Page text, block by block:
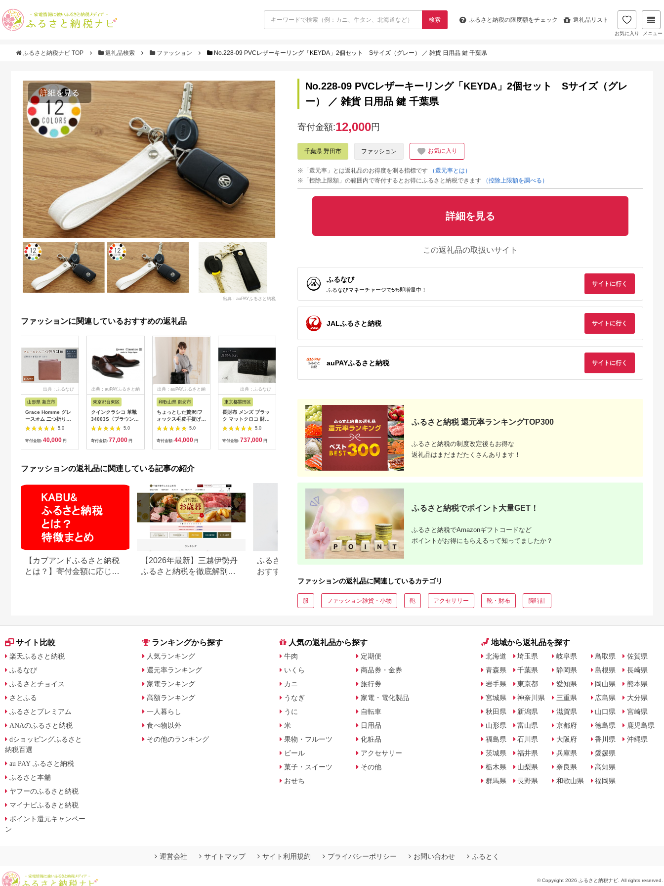
検索 ふるさと納税の限度額をチェック 返礼品リスト
お気に入り メニュー
ふるさと納税ナビ TOP 返礼品検索 ファッション No.228-09 PVCレザーキーリング「KEYDA」2個セット Sサイズ（グレー） ／ 雑貨 日用品 鍵 千葉県
詳細を見る
出典：auPAYふるさと納税
ファッションに関連しているおすすめの返礼品
出典：ふるなび
山形県 新庄市
Grace Homme グレ
ースオム 二つ折り財
布/ブラウン 入学祝い
卒業祝い 就職祝い 退
職祝い 贈り物 贈答 ギ
0620
5.0
寄付金額: 40,000 円
出典：auPAYふるさと納
東京都台東区
クインクラシコ 革靴
34003S〈ブラウン〉
(サイズ：26.0cm)
5.0
寄付金額: 77,000 円
出典：auPAYふるさと納
和歌山県 御坊市
ちょっとした贅沢!フ
ォックス毛皮手提げバ
ッグ ブラック
5.0
寄付金額: 44,000 円
出典：ふるなび
東京都墨田区
長財布 メンズ ブラッ
ク マットクロコ 財布
長財布
5.0
寄付金額: 737,000 円
郡内織物「富士桜工
房」シルクネクタイ紺
無地 三段縞 ネイビー
FAA1054
5.0
寄付金額:30,000
パスケース バッグに
提げて使えるロングリ
ール付き 兵庫県たつ
の市産牛革
HEDGE【1279710】
5.0
寄付金額: 22,000円
コニャック / 財布 本
革 ギフト 綾部市 / い
［BSAQ017］
寄付金額: 100,000 円
K18YG ハーフエタニ
ティダイヤフープピア
011
寄付金額:396,000
[MADE IN
KOFU]PT900 ダイヤ
ファッションの返礼品に関連している記事の紹介
【カブアンドふるさと納税
とは？】寄付金額に応じて
【2026年最新】三越伊勢丹
ふるさと納税を徹底解剖。
ふるさと納税 ダイヤモンド
おすすめランキング【2026
年最新】ネックレス・ピア
ス・指輪の還元率を比較
【2026年最新版】ふるさと
の還元率ランキング！
No.228-09 PVCレザーキーリング「KEYDA」2個セット Sサイズ（グレ
ー） ／ 雑貨 日用品 鍵 千葉県
寄付金額:12,000円
千葉県 野田市 ファッション お気に入り
※「還元率」とは返礼品のお得度を測る指標です
（還元率とは）
※「控除上限額」の範囲内で寄付するとお得にふるさと納税できます
（控除上限額を調べる）
詳細を見る
この返礼品の取扱いサイト
ふるなび
ふるなびマネーチャージで5%即増量中！
サイトに行く
JALふるさと納税 サイトに行く
auPAYふるさと納税 サイトに行く
ふるさと納税 還元率ランキングTOP300
ふるさと納税の制度改定後もお得な
返礼品はまだまだたくさんあります！
ふるさと納税でポイント大量GET！
ふるさと納税でAmazonギフトコードなど
ポイントがお得にもらえるって知ってましたか？
ファッションの返礼品に関連しているカテゴリ
服 ファッション雑貨・小物 鞄 アクセサリー 靴・財布 腕時計
サイト比較
楽天ふるさと納税
ふるなび
ふるさとチョイス
さとふる
ふるさとプレミアム
ANAのふるさと納税
dショッピングふるさと
納税百選
au PAY ふるさと納税
ふるさと本舗
ヤフーのふるさと納税
マイナビふるさと納税
ポイント還元キャンペー
ン
ランキングから探す
人気ランキング
還元率ランキング
家電ランキング
高額ランキング
一人暮らし
食べ物以外
その他のランキング
人気の返礼品から探す
牛肉
いくら
カニ
うなぎ
うに
米
果物・フルーツ
ビール
菓子・スイーツ
おせち
定期便
商品券・金券
旅行券
家電・電化製品
自転車
日用品
化粧品
アクセサリー
その他
地域から返礼品を探す
北海道
青森県
岩手県
宮城県
秋田県
山形県
福島県
茨城県
栃木県
群馬県
埼玉県
千葉県
東京都
神奈川県
新潟県
富山県
石川県
福井県
山梨県
長野県
岐阜県
静岡県
愛知県
三重県
滋賀県
京都府
大阪府
兵庫県
奈良県
和歌山県
鳥取県
島根県
岡山県
広島県
山口県
徳島県
香川県
愛媛県
高知県
福岡県
佐賀県
長崎県
熊本県
大分県
宮崎県
鹿児島県
沖縄県
運営会社 サイトマップ サイト利用規約 プライバシーポリシー お問い合わせ ふるとく
© Copyright 2026 ふるさと納税ナビ. All rights reserved.